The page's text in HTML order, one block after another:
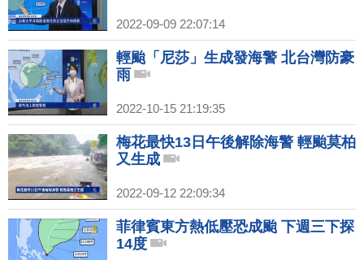
2022-09-09 22:07:14
輕颱「尼莎」生成發海警 北台灣防豪
雨
2022-10-15 21:19:35
梅花最快13日午後解除海警 輕颱莫柏
又生成
2022-09-12 22:09:34
菲律賓東方熱低壓恐成颱 下週三下探
14度